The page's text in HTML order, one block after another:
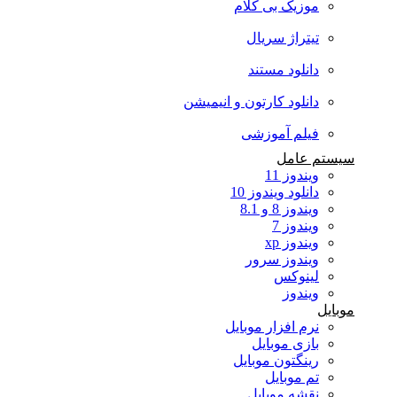
موزیک بی کلام
تیتراژ سریال
دانلود مستند
دانلود کارتون و انیمیشن
فیلم آموزشی
سیستم عامل
ویندوز 11
دانلود ویندوز 10
ویندوز 8 و 8.1
ویندوز 7
ویندوز xp
ویندوز سرور
لینوکس
ویندوز
موبایل
نرم افزار موبایل
بازی موبایل
رینگتون موبایل
تم موبایل
نقشه موبایل